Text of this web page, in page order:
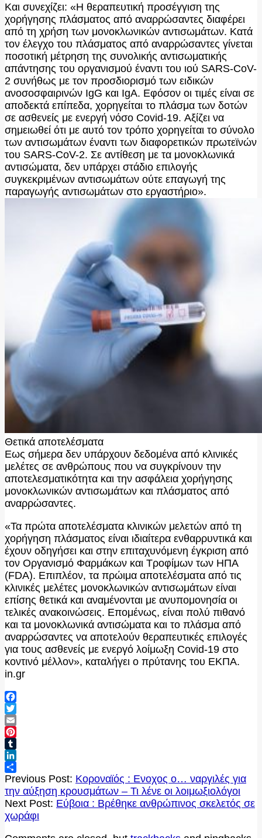
Και συνεχίζει: «Η θεραπευτική προσέγγιση της
χορήγησης πλάσματος από αναρρώσαντες διαφέρει
από τη χρήση των μονοκλωνικών αντισωμάτων. Κατά
τον έλεγχο του πλάσματος από αναρρώσαντες γίνεται
ποσοτική μέτρηση της συνολικής αντισωματικής
απάντησης του οργανισμού έναντι του ιού SARS-CoV-
2 συνήθως με τον προσδιορισμό των ειδικών
ανοσοσφαιρινών IgG και IgA. Εφόσον οι τιμές είναι σε
αποδεκτά επίπεδα, χορηγείται το πλάσμα των δοτών
σε ασθενείς με ενεργή νόσο Covid-19. Αξίζει να
σημειωθεί ότι με αυτό τον τρόπο χορηγείται το σύνολο
των αντισωμάτων έναντι των διαφορετικών πρωτεϊνών
του SARS-CoV-2. Σε αντίθεση με τα μονοκλωνικά
αντισώματα, δεν υπάρχει στάδιο επιλογής
συγκεκριμένων αντισωμάτων ούτε επαγωγή της
παραγωγής αντισωμάτων στο εργαστήριο».
Θετικά αποτελέσματα
Εως σήμερα δεν υπάρχουν δεδομένα από κλινικές
μελέτες σε ανθρώπους που να συγκρίνουν την
αποτελεσματικότητα και την ασφάλεια χορήγησης
μονοκλωνικών αντισωμάτων και πλάσματος από
αναρρώσαντες.
«Τα πρώτα αποτελέσματα κλινικών μελετών από τη
χορήγηση πλάσματος είναι ιδιαίτερα ενθαρρυντικά και
έχουν οδηγήσει και στην επιταχυνόμενη έγκριση από
τον Οργανισμό Φαρμάκων και Τροφίμων των ΗΠΑ
(FDA). Επιπλέον, τα πρώιμα αποτελέσματα από τις
κλινικές μελέτες μονοκλωνικών αντισωμάτων είναι
επίσης θετικά και αναμένονται με ανυπομονησία οι
τελικές ανακοινώσεις. Επομένως, είναι πολύ πιθανό
και τα μονοκλωνικά αντισώματα και το πλάσμα από
αναρρώσαντες να αποτελούν θεραπευτικές επιλογές
για τους ασθενείς με ενεργό λοίμωξη Covid-19 στο
κοντινό μέλλον», καταλήγει ο πρύτανης του ΕΚΠΑ.
in.gr
Facebook
Twitter
Email
Pinterest
Tumblr
LinkedIn
Μοιραστείτε
2020-
10-
15
Previous Post: Κοροναϊός : Ενοχος ο… ναργιλές για
την αύξηση κρουσμάτων – Τι λένε οι λοιμωξιολόγοι
Next Post: Εύβοια : Βρέθηκε ανθρώπινος σκελετός σε
χωράφι